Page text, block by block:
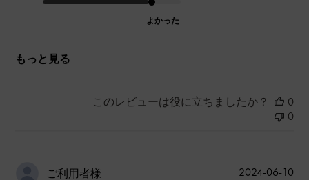
よかった
もっと見る
このレビューは役に立ちましたか？
0
0
ご利用者様
公
2024-06-10